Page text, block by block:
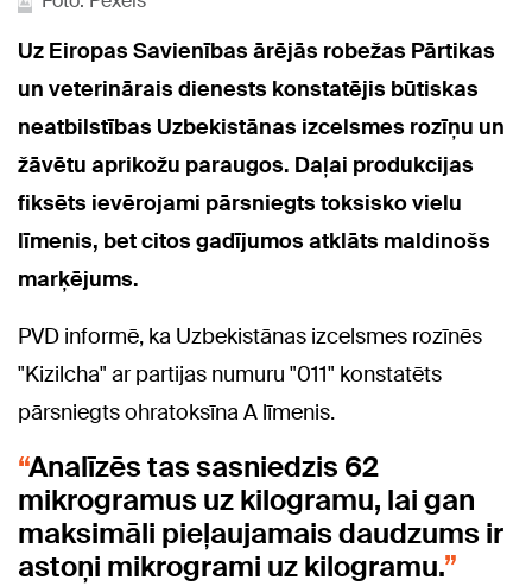
Uz Eiropas Savienības ārējās robežas Pārtikas
un veterinārais dienests konstatējis būtiskas
neatbilstības Uzbekistānas izcelsmes rozīņu un
žāvētu aprikožu paraugos. Daļai produkcijas
fiksēts ievērojami pārsniegts toksisko vielu
līmenis, bet citos gadījumos atklāts maldinošs
marķējums.
PVD informē, ka Uzbekistānas izcelsmes rozīnēs
"Kizilcha" ar partijas numuru "011" konstatēts
pārsniegts ohratoksīna A līmenis.
Analīzēs tas sasniedzis 62
mikrogramus uz kilogramu, lai gan
maksimāli pieļaujamais daudzums ir
astoņi mikrogrami uz kilogramu.